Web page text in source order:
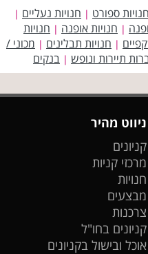
חנויות ספורט | חנויות נעליים |
| חנויות אופנה | חנויות
| חנויות תבלינים | מכוני /
תיירות ונופש | בנקים
ניווט מהיר
קניונים
מרכזי קניות
חנויות
מבצעים
צרכנות
קניונים בחו"ל
אוכל ובישול בקניונים